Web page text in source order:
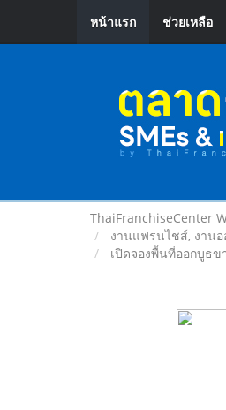
หน้าแรก ช่วยเหลือ
ThaiFranchiseCenter
งานแฟรนไชส์, งาน
เปิดจองพื้นที่ออกบูธ